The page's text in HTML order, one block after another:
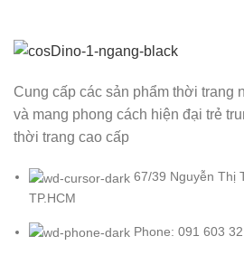
Cung cấp các sản phẩm thời trang
và mang phong cách hiện đại trẻ
thời trang cao cấp
67/39 Nguyễn Thị
TP.HCM
Phone: 091 603